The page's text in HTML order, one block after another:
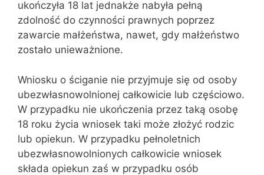
ukończyła 18 lat jednakże nabyła pełną
zdolność do czynności prawnych poprzez
zawarcie małżeństwa, nawet, gdy małżeństwo
zostało unieważnione.
Wniosku o ściganie nie przyjmuje się od osoby
ubezwłasnowolnionej całkowicie lub częściowo.
W przypadku nie ukończenia przez taką osobę
18 roku życia wniosek taki może złożyć rodzic
lub opiekun. W przypadku pełnoletnich
ubezwłasnowolnionych całkowicie wniosek
składa opiekun zaś w przypadku osób